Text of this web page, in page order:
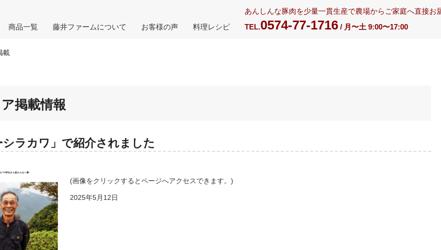
商品一覧 藤井ファームについて お客様の声 料理レシピ
あんしんな豚肉を少量一貫生産で農場からご家庭へ直接お
TEL.0574-77-1716 / 月〜土 9:00〜17:00
載
掲載情報
ラカワ」で紹介されました
(画像をクリックするとページへアクセスできます。)
2025年5月12日